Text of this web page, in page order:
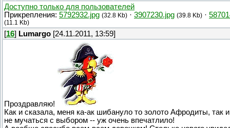
Доступно только для пользователей
Прикрепления: 5792932.jpg (32.8 Kb) · 3907230.jpg (39.8 Kb) ·
(11.1 Kb)
[16] Lumargo [24.11.2011, 13:59]
Проздравляю!
Как и сказала, меня ка-ак шибануло то золото Афродиты, так
не мучаться с выбором -- уж очень впечатлило!